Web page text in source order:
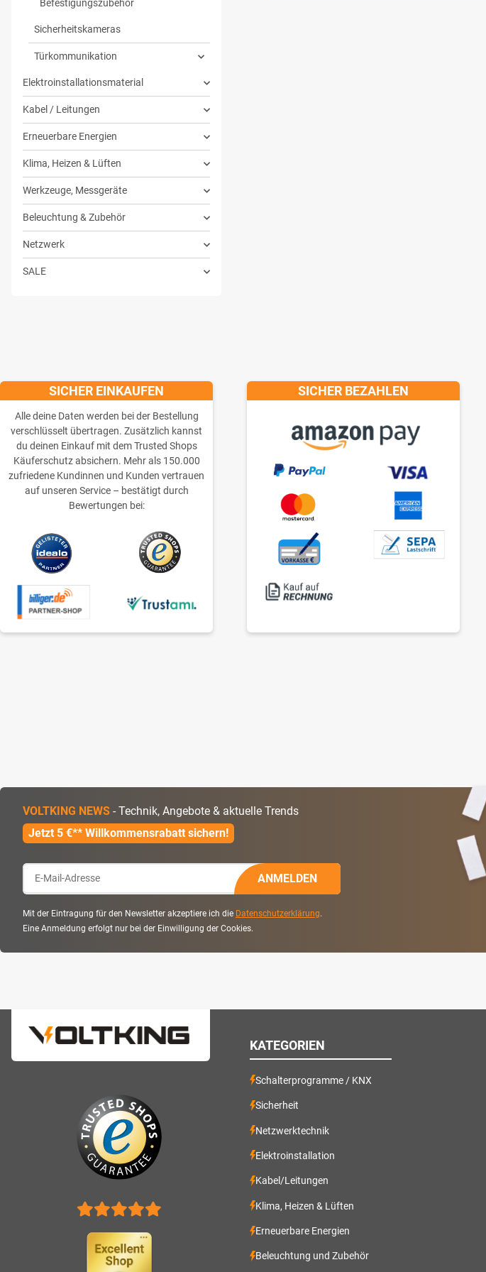
Befestigungszubehör
Sicherheitskameras
Türkommunikation
Elektroinstallationsmaterial
Kabel / Leitungen
Erneuerbare Energien
Klima, Heizen & Lüften
Werkzeuge, Messgeräte
Beleuchtung & Zubehör
Netzwerk
SALE
VOLTKING NEWS - Technik, Angebote & aktuelle Trends
Jetzt 5 €** Willkommensrabatt sichern!
ANMELDEN
Mit der Eintragung für den Newsletter akzeptiere ich die Datenschutzerklärung.
Eine Anmeldung erfolgt nur bei der Einwilligung der Cookies.
SICHER EINKAUFEN
Alle deine Daten werden bei der Bestellung
verschlüsselt übertragen. Zusätzlich kannst
du deinen Einkauf mit dem Trusted Shops
Käuferschutz absichern. Mehr als 150.000
zufriedene Kundinnen und Kunden vertrauen
auf unseren Service – bestätigt durch
Bewertungen bei:
SICHER BEZAHLEN
KATEGORIEN
Schalterprogramme / KNX
Sicherheit
Netzwerktechnik
Elektroinstallation
Kabel/Leitungen
Klima, Heizen & Lüften
Erneuerbare Energien
Beleuchtung und Zubehör